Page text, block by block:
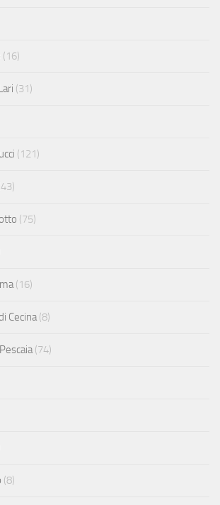
(16)
(31)
(121)
(75)
(16)
Cecina (8)
(74)
(8)